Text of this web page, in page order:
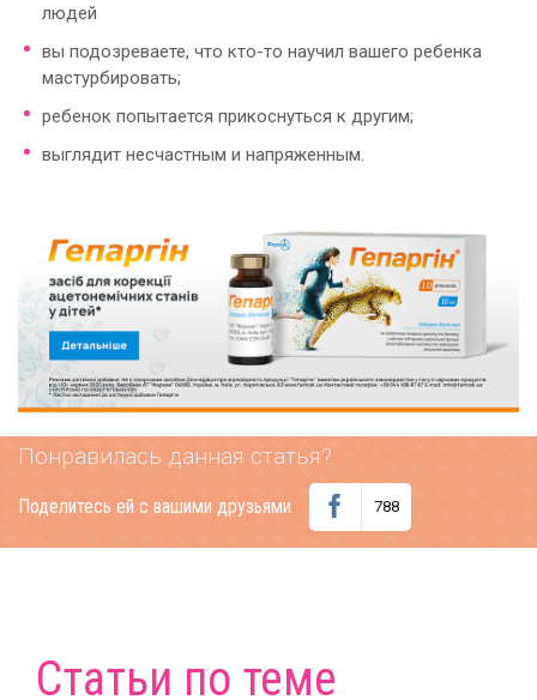
людей
вы подозреваете, что кто-то научил вашего ребенка
мастурбировать;
ребенок попытается прикоснуться к другим;
выглядит несчастным и напряженным.
Понравилась данная статья?
Поделитесь ей с вашими друзьями 788
Статьи по теме